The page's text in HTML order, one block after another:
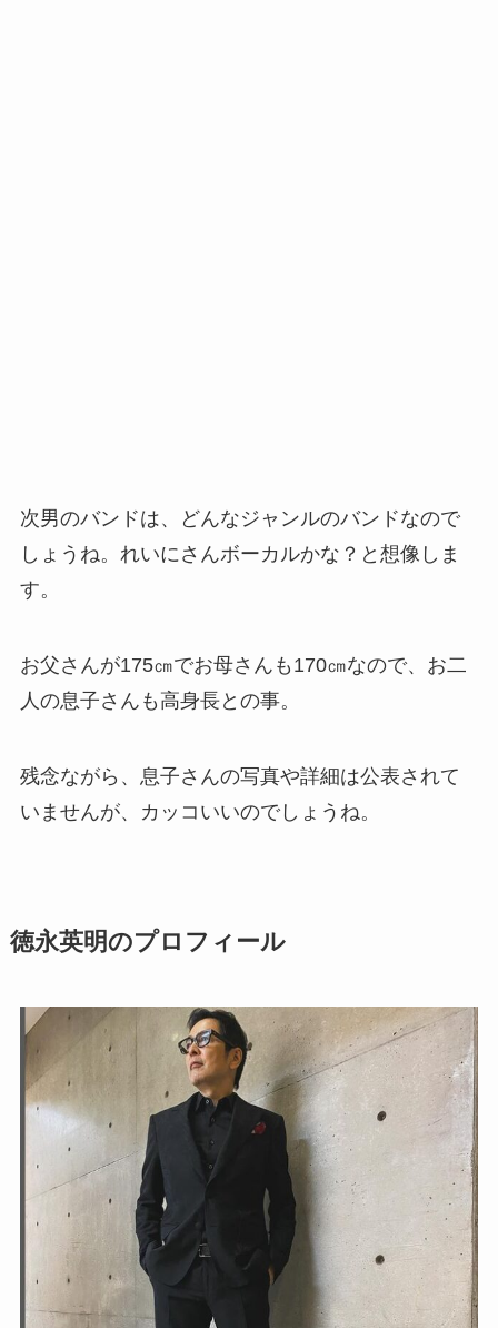
次男のバンドは、どんなジャンルのバンドなので
しょうね。れいにさんボーカルかな？と想像しま
す。
お父さんが175㎝でお母さんも170㎝なので、お二
人の息子さんも高身長との事。
残念ながら、息子さんの写真や詳細は公表されて
いませんが、カッコいいのでしょうね。
徳永英明のプロフィール